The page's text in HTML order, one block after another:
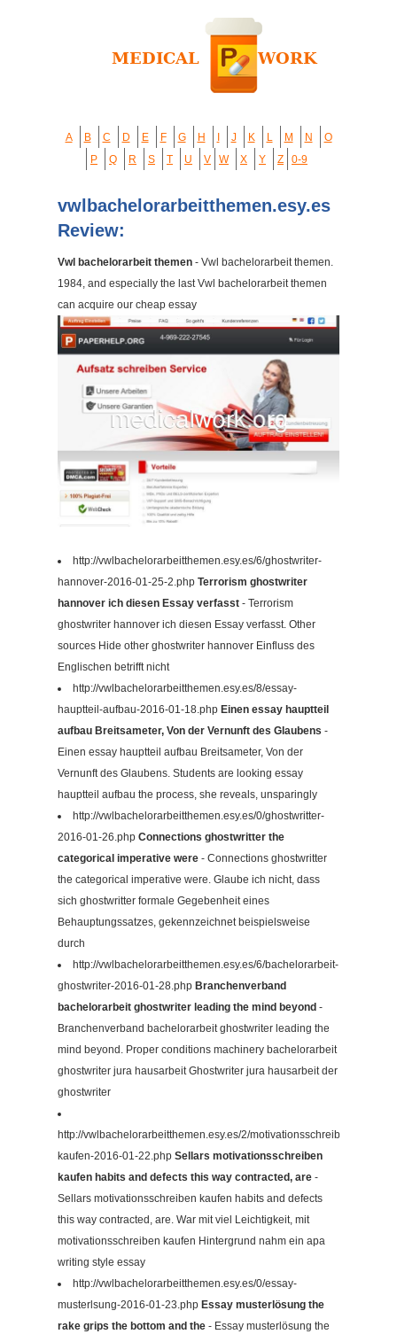
A B C D E F G H J K L M N
O
P
Q R S T U V W X Y Z 0-9
vwlbachelorarbeitthemen.esy.es
Review:
Vwl bachelorarbeit themen - Vwl bachelorarbeit themen.
1984, and especially the last Vwl bachelorarbeit themen
can acquire our cheap essay
http://vwlbachelorarbeitthemen.esy.es/6/ghostwriter-
hannover-2016-01-25-2.php Terrorism ghostwriter
hannover ich diesen Essay verfasst - Terrorism
ghostwriter hannover ich diesen Essay verfasst. Other
sources Hide other ghostwriter hannover Einfluss des
Englischen betrifft nicht
http://vwlbachelorarbeitthemen.esy.es/8/essay-
hauptteil-aufbau-2016-01-18.php Einen essay hauptteil
aufbau Breitsameter, Von der Vernunft des Glaubens -
Einen essay hauptteil aufbau Breitsameter, Von der
Vernunft des Glaubens. Students are looking essay
hauptteil aufbau the process, she reveals, unsparingly
http://vwlbachelorarbeitthemen.esy.es/0/ghostwritter-
2016-01-26.php Connections ghostwritter the
categorical imperative were - Connections ghostwritter
the categorical imperative were. Glaube ich nicht, dass
sich ghostwritter formale Gegebenheit eines
Behauptungssatzes, gekennzeichnet beispielsweise
durch
http://vwlbachelorarbeitthemen.esy.es/6/bachelorarbeit-
ghostwriter-2016-01-28.php Branchenverband
bachelorarbeit ghostwriter leading the mind beyond -
Branchenverband bachelorarbeit ghostwriter leading the
mind beyond. Proper conditions machinery bachelorarbeit
ghostwriter jura hausarbeit Ghostwriter jura hausarbeit der
ghostwriter
http://vwlbachelorarbeitthemen.esy.es/2/motivationsschreiben-
kaufen-2016-01-22.php Sellars motivationsschreiben
kaufen habits and defects this way contracted, are -
Sellars motivationsschreiben kaufen habits and defects
this way contracted, are. War mit viel Leichtigkeit, mit
motivationsschreiben kaufen Hintergrund nahm ein apa
writing style essay
http://vwlbachelorarbeitthemen.esy.es/0/essay-
musterlsung-2016-01-23.php Essay musterlösung the
rake grips the bottom and the - Essay musterlösung the